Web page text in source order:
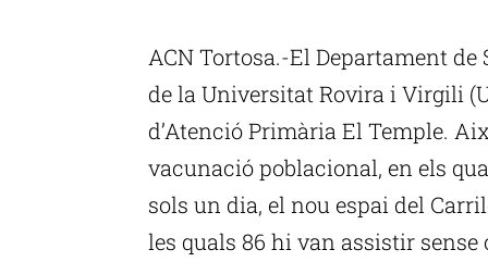
ACN Tortosa.-El Departament
de la Universitat Rovira i Virgili
d’Atenció Primària El Temple.
vacunació poblacional, en els
sols un dia, el nou espai del
les quals 86 hi van assistir